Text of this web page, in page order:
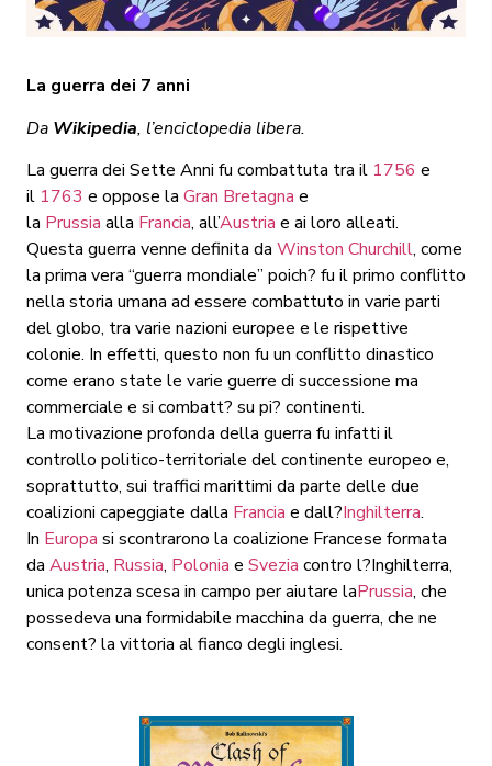
La guerra dei 7 anni
Da Wikipedia, l’enciclopedia libera.
La guerra dei Sette Anni fu combattuta tra il 1756 e
il 1763 e oppose la Gran Bretagna e
la Prussia alla Francia, all’Austria e ai loro alleati.
Questa guerra venne definita da Winston Churchill, come
la prima vera “guerra mondiale” poich? fu il primo conflitto
nella storia umana ad essere combattuto in varie parti
del globo, tra varie nazioni europee e le rispettive
colonie. In effetti, questo non fu un conflitto dinastico
come erano state le varie guerre di successione ma
commerciale e si combatt? su pi? continenti.
La motivazione profonda della guerra fu infatti il
controllo politico-territoriale del continente europeo e,
soprattutto, sui traffici marittimi da parte delle due
coalizioni capeggiate dalla Francia e dall?Inghilterra.
In Europa si scontrarono la coalizione Francese formata
da Austria, Russia, Polonia e Svezia contro l?Inghilterra,
unica potenza scesa in campo per aiutare laPrussia, che
possedeva una formidabile macchina da guerra, che ne
consent? la vittoria al fianco degli inglesi.